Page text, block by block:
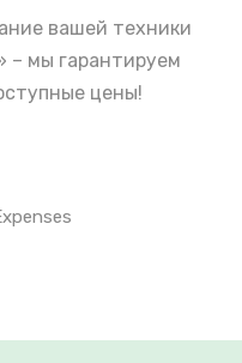
вашей техники
– мы гарантируем
цены!